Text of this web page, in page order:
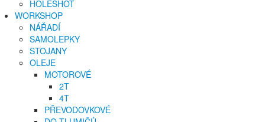
HOLESHOT
WORKSHOP
NÁŘADÍ
SAMOLEPKY
STOJANY
OLEJE
MOTOROVÉ
2T
4T
PŘEVODOVKOVÉ